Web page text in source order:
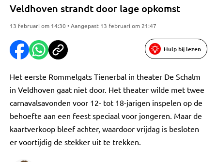
Veldhoven strandt door lage opkomst
13 februari om 14:30 • Aangepast 13 februari om 21:47
Hulp bij lezen
Het eerste Rommelgats Tienerbal in theater De Schalm
in Veldhoven gaat niet door. Het theater wilde met twee
carnavalsavonden voor 12- tot 18-jarigen inspelen op de
behoefte aan een feest speciaal voor jongeren. Maar de
kaartverkoop bleef achter, waardoor vrijdag is besloten
er voortijdig de stekker uit te trekken.